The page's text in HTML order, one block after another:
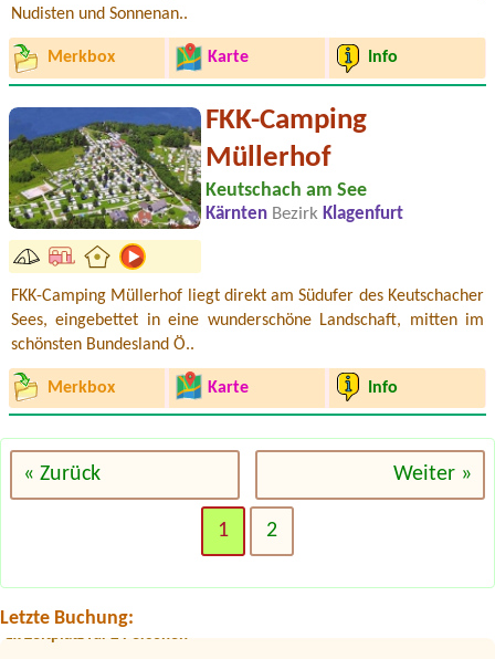
Nudisten und Sonnenan..
Merkbox Karte Info
FKK-Camping
Müllerhof
Keutschach am See
Kärnten Bezirk Klagenfurt
FKK-Camping Müllerhof liegt direkt am Südufer des Keutschacher
Sees, eingebettet in eine wunderschöne Landschaft, mitten im
schönsten Bundesland Ö..
Merkbox Karte Info
« Zurück Weiter »
1 2
Letzte Buchung:
Campingplatz Neufelder See
2x platt für 2 Zelte. 4 erw 5 kinder
Gasthof & Camping Steinmann
Termin ab 2026-07-24 |
1x Zeltplatz für 2 Personen